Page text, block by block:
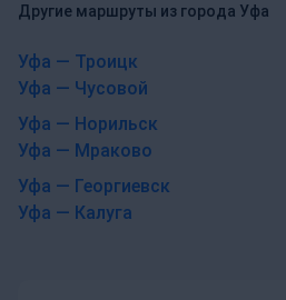
Другие маршруты из города Уфа
Уфа — Троицк
Уфа — Чусовой
Уфа — Норильск
Уфа — Мраково
Уфа — Георгиевск
Уфа — Калуга